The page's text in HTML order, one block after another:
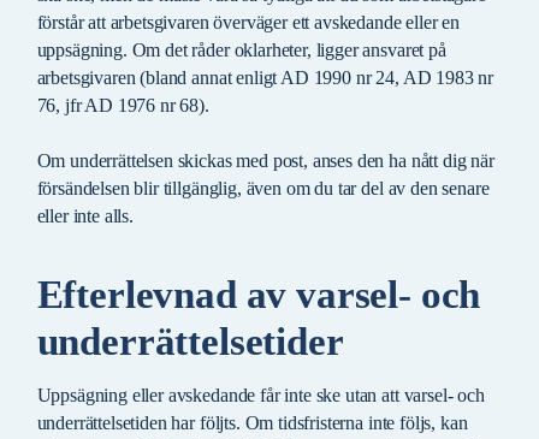
förstår att arbetsgivaren överväger ett avskedande eller en
uppsägning. Om det råder oklarheter, ligger ansvaret på
arbetsgivaren (bland annat enligt AD 1990 nr 24, AD 1983 nr
76, jfr AD 1976 nr 68).
Om underrättelsen skickas med post, anses den ha nått dig när
försändelsen blir tillgänglig, även om du tar del av den senare
eller inte alls.
Efterlevnad av varsel- och
underrättelsetider
Uppsägning eller avskedande får inte ske utan att varsel- och
underrättelsetiden har följts. Om tidsfristerna inte följs, kan